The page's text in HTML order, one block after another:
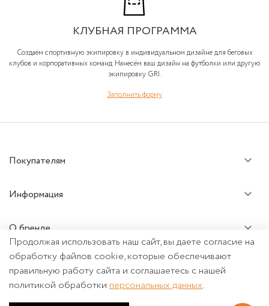
КЛУБНАЯ ПРОГРАММА
Создаём спортивную экипировку в индивидуальном дизайне для беговых
клубов и корпоративных команд. Нанесём ваш дизайн на футболки или другую
экипировку GRI.
Заполнить форму
Покупателям
Информация
О бренде
Почта: info@grigri.ru +7 499 288-76-74
Продолжая использовать наш сайт, вы даете согласие на
обработку файлов cookie, которые обеспечивают
правильную работу сайта и соглашаетесь с нашей
политикой обработки персональных данных.